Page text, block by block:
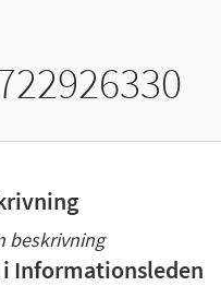
beskrivning
i Informationsleden